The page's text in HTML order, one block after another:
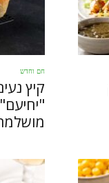
חם וחדש
קיץ